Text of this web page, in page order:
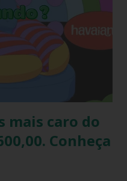
proporciona,
de ganhar muitas
mais caro do
Conheça